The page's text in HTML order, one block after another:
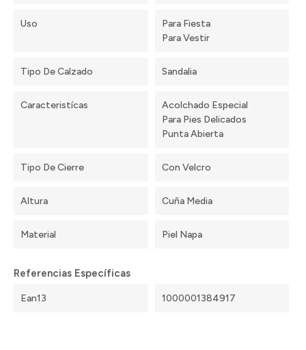
Uso
Para Fiesta
Para Vestir
Tipo De Calzado Sandalia
Caracteristícas
Acolchado Especial
Para Pies Delicados
Punta Abierta
Tipo De Cierre Con Velcro
Altura Cuña Media
Material Piel Napa
Referencias Específicas
Ean13 1000001384917